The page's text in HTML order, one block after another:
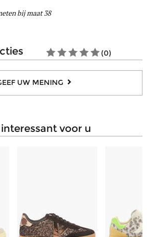
Normaal, op maat
Textiel
Textiel
Nee
2.50 cm
bij maat 38
(0)
UW MENING
interessant voor u